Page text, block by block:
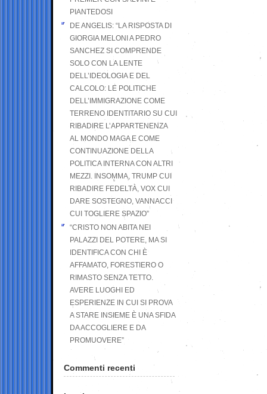
PIANTEDOSI
DE ANGELIS: “LA RISPOSTA DI
GIORGIA MELONI A PEDRO
SANCHEZ SI COMPRENDE
SOLO CON LA LENTE
DELL’IDEOLOGIA E DEL
CALCOLO: LE POLITICHE
DELL’IMMIGRAZIONE COME
TERRENO IDENTITARIO SU CUI
RIBADIRE L’APPARTENENZA
AL MONDO MAGA E COME
CONTINUAZIONE DELLA
POLITICA INTERNA CON ALTRI
MEZZI. INSOMMA, TRUMP CUI
RIBADIRE FEDELTÀ, VOX CUI
DARE SOSTEGNO, VANNACCI
CUI TOGLIERE SPAZIO”
“CRISTO NON ABITA NEI
PALAZZI DEL POTERE, MA SI
IDENTIFICA CON CHI È
AFFAMATO, FORESTIERO O
RIMASTO SENZA TETTO.
AVERE LUOGHI ED
ESPERIENZE IN CUI SI PROVA
A STARE INSIEME È UNA SFIDA
DA ACCOGLIERE E DA
PROMUOVERE”
Commenti recenti